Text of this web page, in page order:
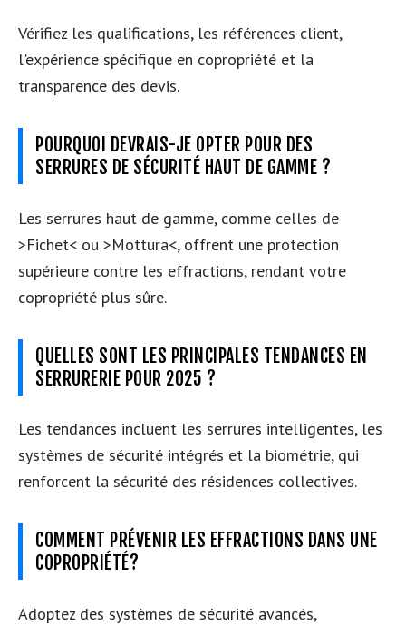
Vérifiez les qualifications, les références client,
l'expérience spécifique en copropriété et la
transparence des devis.
POURQUOI DEVRAIS-JE OPTER POUR DES
SERRURES DE SÉCURITÉ HAUT DE GAMME ?
Les serrures haut de gamme, comme celles de
>Fichet< ou >Mottura<, offrent une protection
supérieure contre les effractions, rendant votre
copropriété plus sûre.
QUELLES SONT LES PRINCIPALES TENDANCES EN
SERRURERIE POUR 2025 ?
Les tendances incluent les serrures intelligentes, les
systèmes de sécurité intégrés et la biométrie, qui
renforcent la sécurité des résidences collectives.
COMMENT PRÉVENIR LES EFFRACTIONS DANS UNE
COPROPRIÉTÉ?
Adoptez des systèmes de sécurité avancés,